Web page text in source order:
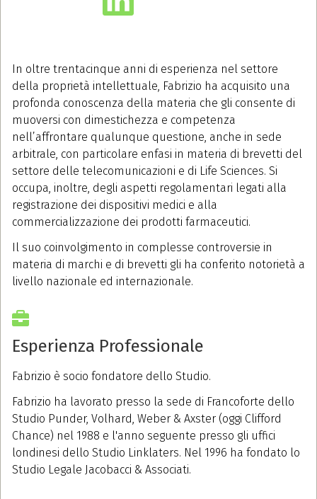
In oltre trentacinque anni di esperienza nel settore
della proprietà intellettuale, Fabrizio ha acquisito una
profonda conoscenza della materia che gli consente di
muoversi con dimestichezza e competenza
nell’affrontare qualunque questione, anche in sede
arbitrale, con particolare enfasi in materia di brevetti del
settore delle telecomunicazioni e di Life Sciences. Si
occupa, inoltre, degli aspetti regolamentari legati alla
registrazione dei dispositivi medici e alla
commercializzazione dei prodotti farmaceutici.
Il suo coinvolgimento in complesse controversie in
materia di marchi e di brevetti gli ha conferito notorietà a
livello nazionale ed internazionale.
Esperienza Professionale
Fabrizio è socio fondatore dello Studio.
Fabrizio ha lavorato presso la sede di Francoforte dello
Studio Punder, Volhard, Weber & Axster (oggi Clifford
Chance) nel 1988 e l'anno seguente presso gli uffici
londinesi dello Studio Linklaters. Nel 1996 ha fondato lo
Studio Legale Jacobacci & Associati.